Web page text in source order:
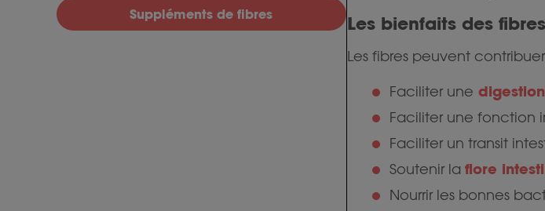
Suppléments de fibres Les bienfaits des
Les fibres peuvent
Faciliter une digestion
Faciliter une fonction
Faciliter un transit
Soutenir laflore
Nourrir les bonnes